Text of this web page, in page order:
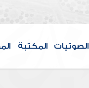
الصوتيات المكتبة